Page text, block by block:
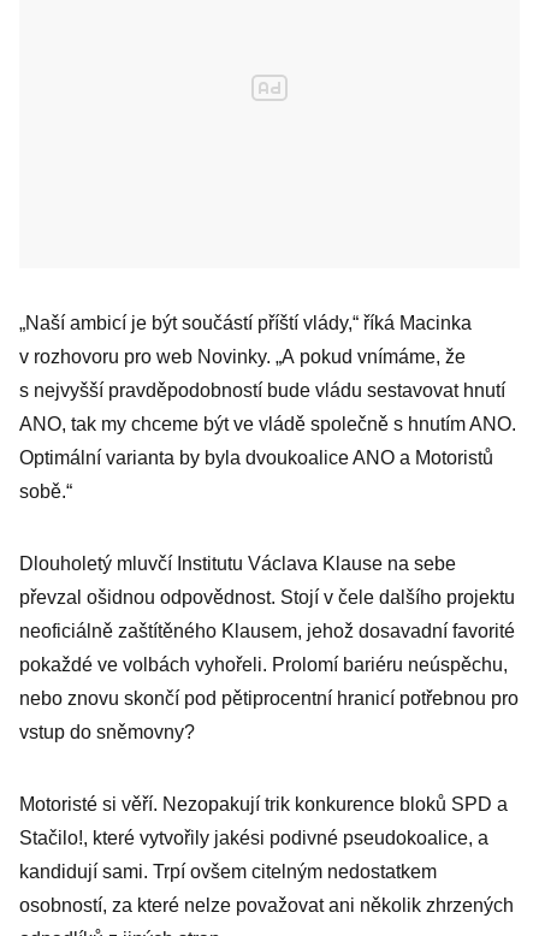
„Naší ambicí je být součástí příští vlády,“ říká Macinka
v rozhovoru pro web Novinky. „A pokud vnímáme, že
s nejvyšší pravděpodobností bude vládu sestavovat hnutí
ANO, tak my chceme být ve vládě společně s hnutím ANO.
Optimální varianta by byla dvoukoalice ANO a Motoristů
sobě.“
Dlouholetý mluvčí Institutu Václava Klause na sebe
převzal ošidnou odpovědnost. Stojí v čele dalšího projektu
neoficiálně zaštítěného Klausem, jehož dosavadní favorité
pokaždé ve volbách vyhořeli. Prolomí bariéru neúspěchu,
nebo znovu skončí pod pětiprocentní hranicí potřebnou pro
vstup do sněmovny?
Motoristé si věří. Nezopakují trik konkurence bloků SPD a
Stačilo!, které vytvořily jakési podivné pseudokoalice, a
kandidují sami. Trpí ovšem citelným nedostatkem
osobností, za které nelze považovat ani několik zhrzených